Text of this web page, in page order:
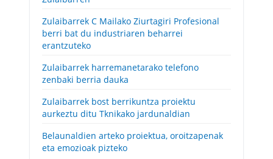
Zulaibarrek C Mailako Ziurtagiri Profesional
berri bat du industriaren beharrei
erantzuteko
Zulaibarrek harremanetarako telefono
zenbaki berria dauka
Zulaibarrek bost berrikuntza proiektu
aurkeztu ditu Tknikako jardunaldian
Belaunaldien arteko proiektua, oroitzapenak
eta emozioak pizteko